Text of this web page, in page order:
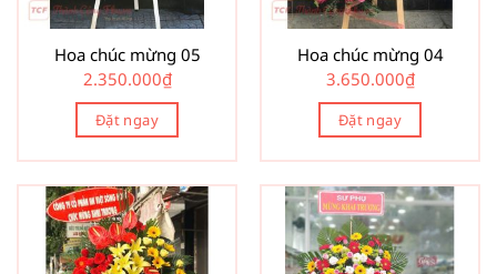
Hoa chúc mừng 05
2.350.000₫
Đặt ngay
Hoa chúc mừng 04
3.650.000₫
Đặt ngay